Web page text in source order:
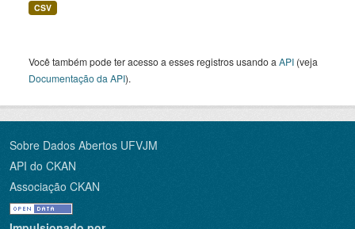
CSV
Você também pode ter acesso a esses registros usando a API (veja
Documentação da API).
Sobre Dados Abertos UFVJM
API do CKAN
Associação CKAN